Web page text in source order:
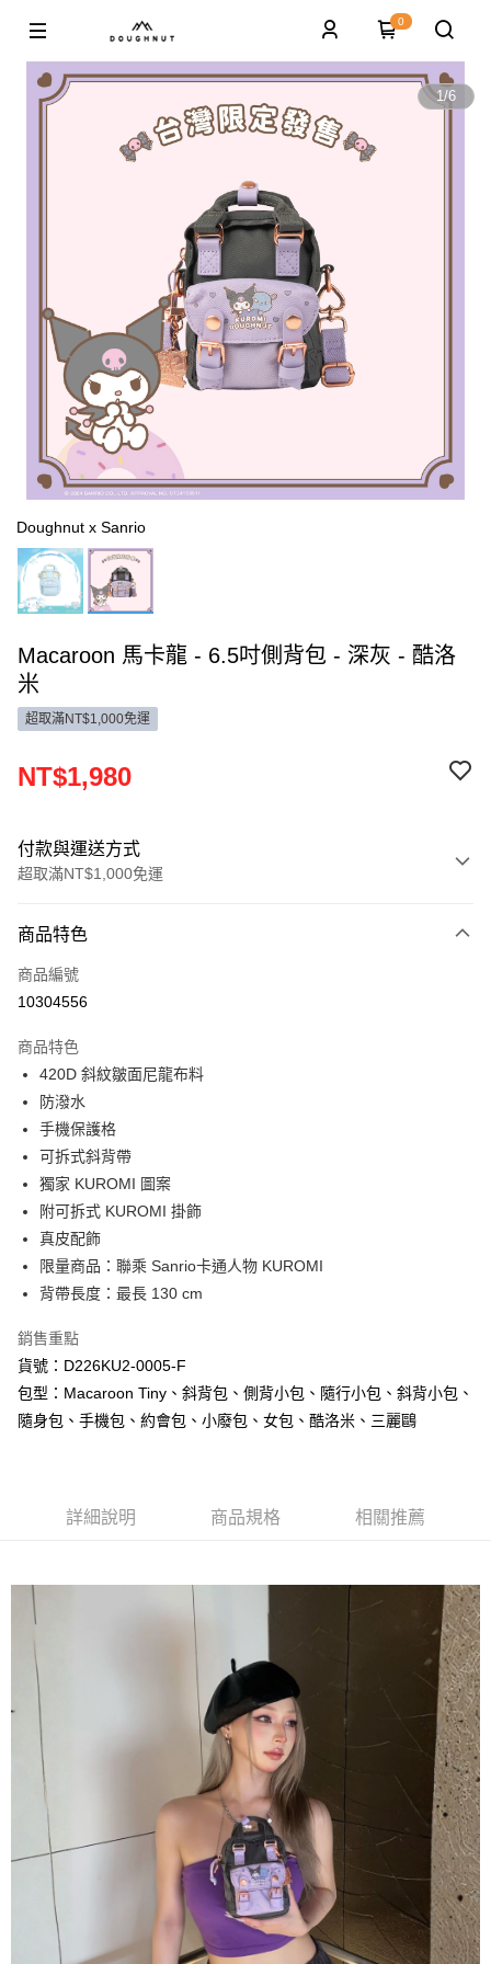
0
1/6
Doughnut x Sanrio
Macaroon 馬卡龍 - 6.5吋側背包 - 深灰 - 酷洛
米
超取滿NT$1,000免運
NT$1,980
付款與運送方式
超取滿NT$1,000免運
信用卡一次付款
超商取貨付款
Apple Pay
街口支付
悠遊付
Google Pay
AFTEE先享後付
相關說明
【關於「AFTEE先享後付」】
AFTEE先享後付是「在收到商品之後才付款」的支付方式。 讓您購物簡單
１．簡單：不需註冊會員、不需綁卡、不需儲值。
２．便利：只要手機號碼，簡訊認證，即可結帳。
【「AFTEE先享後付」結帳流程】
ATM／網路銀行／等多元方式進行付款，方視為交易完成。
※ 交易是否成功請以「AFTEE先享後付 」之結帳頁面顯示為準，若有關於
是否繳費成功／繳費後需取消欲退款等相關疑問，請聯繫「AFTEE先享後付
【注意事項】
１．透過由恩沛科技股份有限公司提供之「AFTEE先享後付」服務完成之交
易，需依本服務之必要範圍內提供個人資料，並將交易相關給付款項請求債
權轉讓予恩沛科技股份有限公司。
２．關於個人資料處理事宜，請瀏覽以下網址：
https://aftee.tw/terms/#terms3
３．未成年的使用者請事先徵得法定代理人或監護人之同意方可使用
「AFTEE先享後付」，若未經同意申辦者引起之損失，本公司不負相關責
任。
４．使用「AFTEE先享後付」時，將依據個別帳號之用戶狀況，依本公司即
時審查核予不同之上限額度；若仍有額度不足之情形，本公司將視審查結果
請求用戶進行身份認證。
５．嚴禁一人註冊多個帳號或使用他人資訊註冊。若發現惡意使用之情形，
恩沛科技股份有限公司將有權停止該用戶之使用額度並採取法律行動。
ATM付款
全家取貨付款
每筆NT$60，滿NT$1,000(含以上)免運費
萊爾富取貨付款
付款後萊爾富取貨
每筆NT$60，滿NT$1,000(含以上)免運費
7-11取貨付款
每筆NT$60，滿NT$1,000(含以上)免運費
每筆NT$60，滿NT$1,000(含以上)免運費
宅配
每筆NT$150，滿NT$1,000(含以上)免運費
商品特色
商品編號
10304556
商品特色
420D 斜紋皺面尼龍布料
防潑水
手機保護格
可拆式斜背帶
獨家 KUROMI 圖案
附可拆式 KUROMI 掛飾
真皮配飾
限量商品：聯乘 Sanrio卡通人物 KUROMI
背帶長度：最長 130 cm
銷售重點
貨號：D226KU2-0005-F
包型：Macaroon Tiny、斜背包、側背小包、隨行小包、斜背小包、
隨身包、手機包、約會包、小廢包、女包、酷洛米、三麗鷗
詳細說明 商品規格 相關推薦